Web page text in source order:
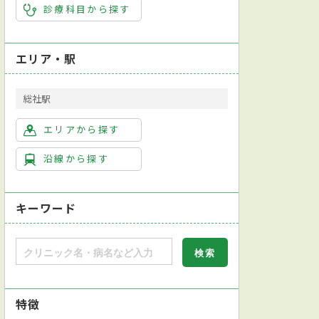
診療科目から探す
エリア・駅
総社駅
エリアから探す
沿線から探す
キーワード
特徴